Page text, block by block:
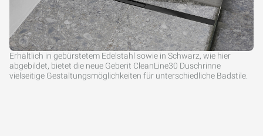
Erhältlich in gebürstetem Edelstahl sowie in Schwarz, wie hier
abgebildet, bietet die neue Geberit CleanLine30 Duschrinne
vielseitige Gestaltungsmöglichkeiten für unterschiedliche Badstile.